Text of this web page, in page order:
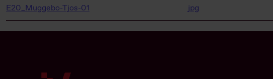
E20_Muggebo-Tjos-01 jpg